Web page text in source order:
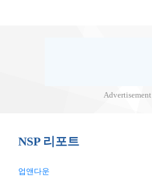
Advertisement
NSP 리포트
업앤다운